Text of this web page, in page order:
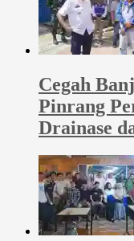
Cegah
Pinrang
Drainase